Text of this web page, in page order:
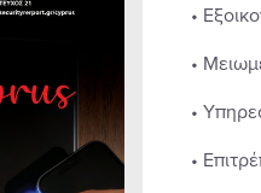
•
•
•
•